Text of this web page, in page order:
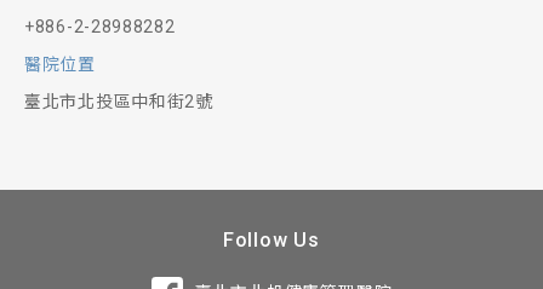
+886-2-28988282
醫院位置
臺北市北投區中和街2號
Follow Us